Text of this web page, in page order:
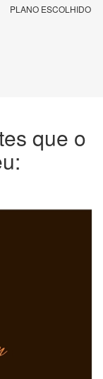
PLANO ESCOLHIDO
que o